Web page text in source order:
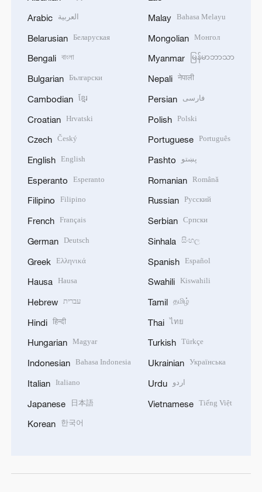
Arabic العربية
Belarusian Беларуская
Bengali বাংলা
Bulgarian Български
Cambodian ខ្មែរ
Croatian Hrvatski
Czech Český
English English
Esperanto Esperanto
Filipino Filipino
French Français
German Deutsch
Greek Ελληνικά
Hausa Hausa
Hebrew עברית
Hindi हिन्दी
Hungarian Magyar
Indonesian Bahasa Indonesia
Italian Italiano
Japanese 日本語
Korean 한국어
Malay Bahasa Melayu
Mongolian Монгол
Myanmar မြန်မာဘာသာ
Nepali नेपाली
Persian فارسی
Polish Polski
Portuguese Português
Pashto پښتو
Romanian Română
Russian Русский
Serbian Српски
Sinhala සිංහල
Spanish Español
Swahili Kiswahili
Tamil தமிழ்
Thai ไทย
Turkish Türkçe
Ukrainian Українська
Urdu اردو
Vietnamese Tiếng Việt